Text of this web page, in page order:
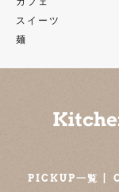
スイーツ
麺
PICKUP一覧